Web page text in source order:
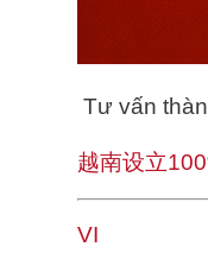
Tư vấn
越南设立
VI